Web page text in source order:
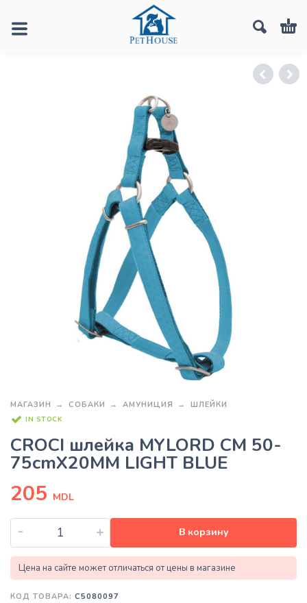
МАГАЗИН СОБАКИ АМУНИЦИЯ ШЛЕЙКИ
IN STOCK
CROCI шлейка MYLORD CM 50-
75cmX20MM LIGHT BLUE
205 MDL
- + В корзину
Цена на сайте может отличаться от цены в магазине
КОД ТОВАРА: C5080097